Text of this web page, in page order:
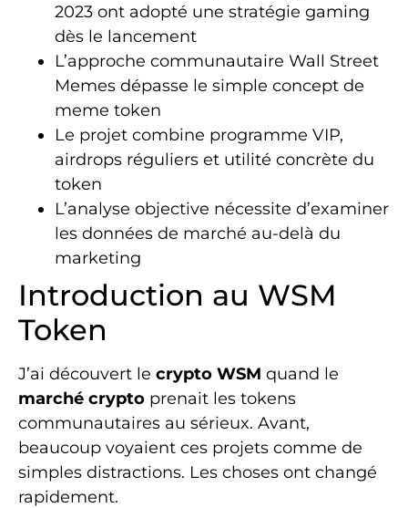
2023 ont adopté une stratégie gaming
dès le lancement
L’approche communautaire Wall Street
Memes dépasse le simple concept de
meme token
Le projet combine programme VIP,
airdrops réguliers et utilité concrète du
token
L’analyse objective nécessite d’examiner
les données de marché au-delà du
marketing
Introduction au WSM
Token
J’ai découvert le crypto WSM quand le
marché crypto prenait les tokens
communautaires au sérieux. Avant,
beaucoup voyaient ces projets comme de
simples distractions. Les choses ont changé
rapidement.